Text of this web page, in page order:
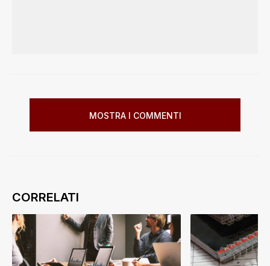
MOSTRA I COMMENTI